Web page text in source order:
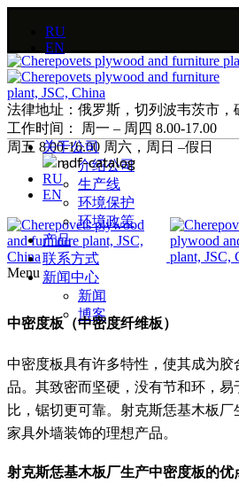
RU
EN
法律地址：俄罗斯，切列波韦茨市，
工作时间： 周一 – 周四 8.00-17.00
周五 8.00-16.00 周六，周日 –假日
RU
EN
Menu
关于公司
介绍公司
生产线
环境保护
环境政策
产品
联系方式
新闻中心
新闻
博客
中密度板（中密度纤维板）
中密度板具有许多特性，使其成为
品。其致密而坚硬，没有节和环，
比，锯切更可靠。射克斯恁基木板
家具外墙装饰的理想产品。
射克斯恁基木板厂生产中密度板的优